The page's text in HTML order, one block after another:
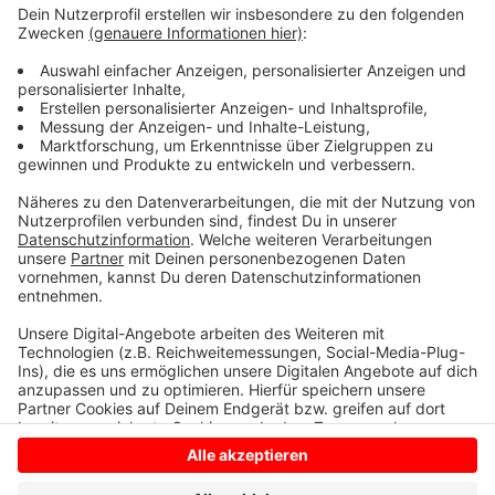
Für Grundschüler und Schuler der 5. und 6.-Klasse gilt
die "Verlässlichkeits-Regelung". Die Kinder werden
also nicht spontan nach Hause geschickt – die
Schulleiter brauchen erst die Zustimmung der
Erziehungsberechtigten. Für die Oberstufen gibt es
generell kein Hitzefrei.
Anzeige
Anzeige